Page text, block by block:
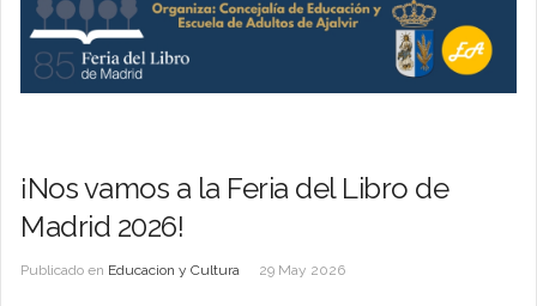
¡Nos vamos a la Feria del Libro de
Madrid 2026!
Publicado en Educacion y Cultura 29 May 2026